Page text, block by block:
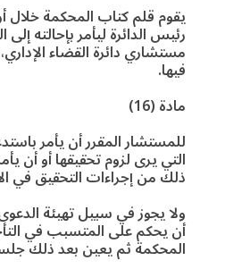
يقوم قلم كتاب المحكمة خلال
رئيس الدائرة ليأمر بإحالته
مستشاري دائرة القضاء
فيها.
مادة (16)
للمستشار المقرر أن يأمر
التي يرى لزوم تحقيقها أو أن
ذلك من إجراءات التحقيق في
ولا يجوز في سبيل تهيئة
أن يحكم على المتسبب في
المحكمة ثم يعين بعد ذلك